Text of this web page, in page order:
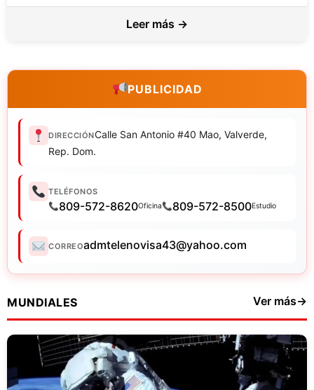
Leer más →
PUBLICIDAD
DIRECCIÓNCalle San Antonio #40 Mao, Valverde,
Rep. Dom.
TELÉFONOS
809-572-8620Oficina 809-572-8500Estudio
CORREOadmtelenovisa43@yahoo.com
MUNDIALES Ver más→